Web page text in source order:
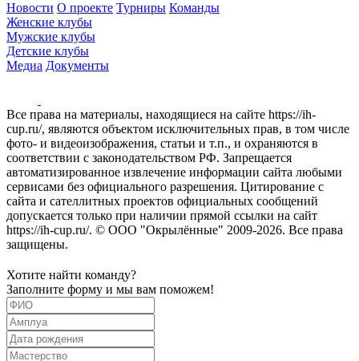
Новости О проекте Турниры Команды
Женские клубы
Мужские клубы
Детские клубы
Медиа Документы
Все права на материалы, находящиеся на сайте https://ih-
cup.ru/, являются объектом исключительных прав, в том числе
фото- и видеоизображения, статьи и т.п., и охраняются в
соответствии с законодательством РФ. Запрещается
автоматизированное извлечение информации сайта любыми
сервисами без официального разрешения. Цитирование с
сайта и сателлитных проектов официальных сообщений
допускается только при наличии прямой ссылки на сайт
https://ih-cup.ru/. © ООО "Окрылённые" 2009-2026. Все права
защищены.
Хотите найти команду?
Заполните форму и мы вам поможем!